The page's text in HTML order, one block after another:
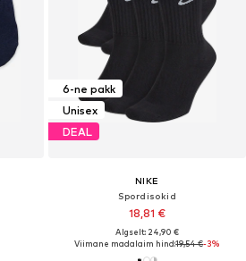
6-ne pakk
Unisex
DEAL
NIKE
Spordisokid
18,81 €
Algselt: 24,90 €
Viimane madalaim hind:19,54 €-3%